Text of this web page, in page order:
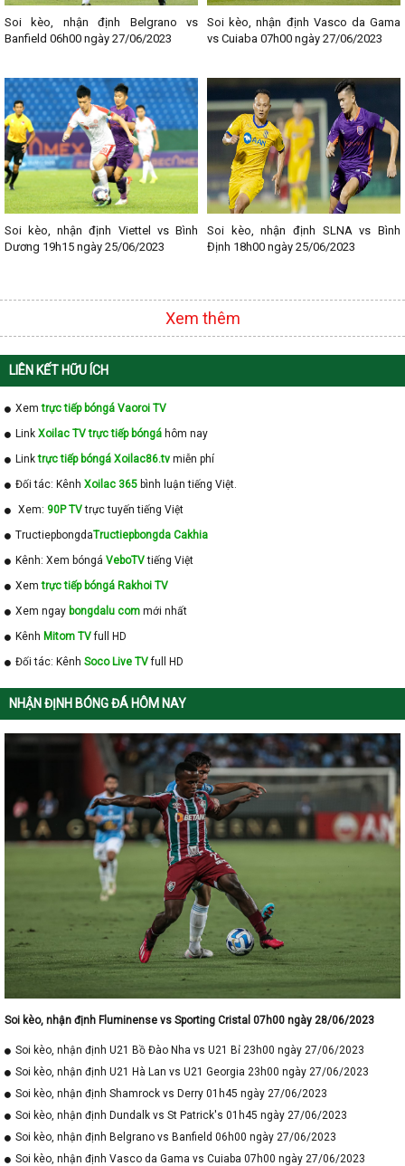
- Lịch thi đấu Ngoại hạng Anh
- Lịch thi đấu La Liga
- Lịch thi đấu Bundesliga
- Lịch thi đấu V - League
- Lịch thi đấu Cup C1
Soi kèo, nhận định Belgrano vs
Banfield 06h00 ngày 27/06/2023
Soi kèo, nhận định Vasco da Gama
vs Cuiaba 07h00 ngày 27/06/2023
Soi kèo, nhận định Viettel vs Bình
Dương 19h15 ngày 25/06/2023
Soi kèo, nhận định SLNA vs Bình
Định 18h00 ngày 25/06/2023
Xem thêm
LIÊN KẾT HỮU ÍCH
Xemtrực tiếp bóngá Vaoroi TV
Link Xoilac TV trực tiếp bóngá hôm nay
Linktrực tiếp bóngá Xoilac86.tv miễn phí
Đối tác: Kênh Xoilac 365 bình luận tiếng Việt.
Xem: 90P TVtrực tuyến tiếng Việt
TructiepbongdaTructiepbongda Cakhia
Kênh: Xem bóngá VeboTVtiếng Việt
Xemtrực tiếp bóngá Rakhoi TV
Xem ngay bongdalu com mới nhất
Kênh Mitom TVfull HD
Đối tác: Kênh Soco Live TVfull HD
NHẬN ĐỊNH BÓNG ĐÁ HÔM NAY
Soi kèo, nhận định Fluminense vs Sporting Cristal 07h00 ngày 28/06/2023
Soi kèo, nhận định U21 Bồ Đào Nha vs U21 Bỉ 23h00 ngày 27/06/2023
Soi kèo, nhận định U21 Hà Lan vs U21 Georgia 23h00 ngày 27/06/2023
Soi kèo, nhận định Shamrock vs Derry 01h45 ngày 27/06/2023
Soi kèo, nhận định Dundalk vs St Patrick's 01h45 ngày 27/06/2023
Soi kèo, nhận định Belgrano vs Banfield 06h00 ngày 27/06/2023
Soi kèo, nhận định Vasco da Gama vs Cuiaba 07h00 ngày 27/06/2023